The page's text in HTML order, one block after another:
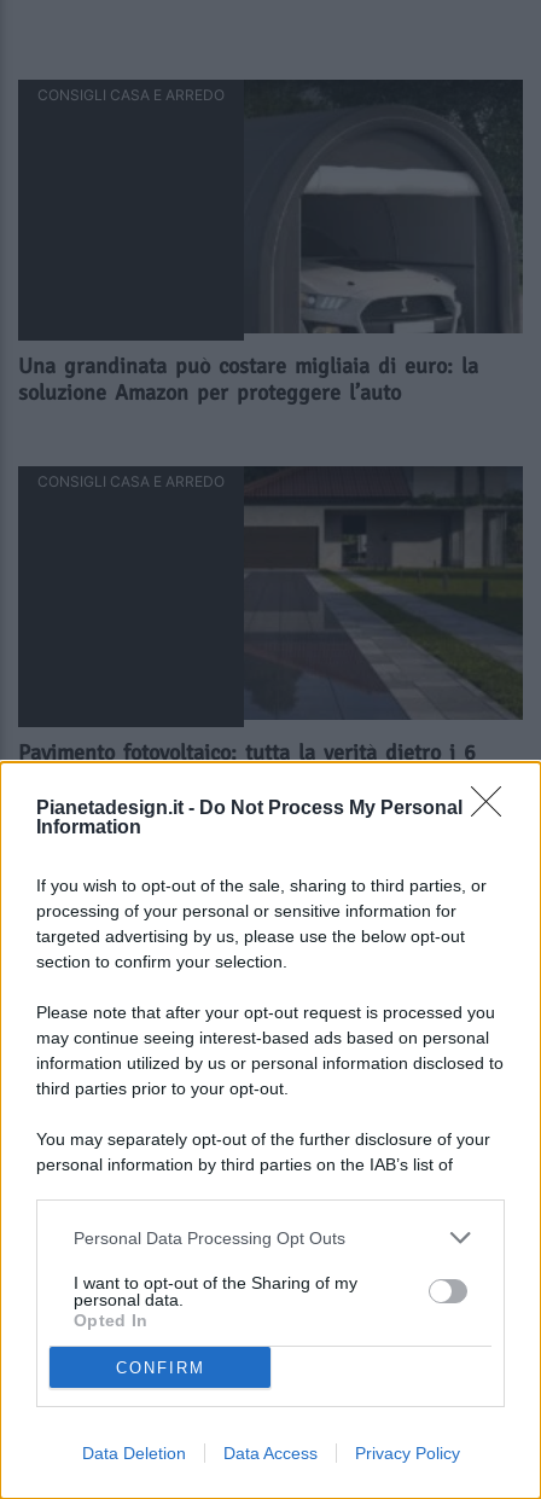
Pianetadesign.it - Do Not Process My Personal
Information
If you wish to opt-out of the sale, sharing to third parties, or
processing of your personal or sensitive information for
targeted advertising by us, please use the below opt-out
section to confirm your selection.
Please note that after your opt-out request is processed you
may continue seeing interest-based ads based on personal
information utilized by us or personal information disclosed to
third parties prior to your opt-out.
You may separately opt-out of the further disclosure of your
personal information by third parties on the IAB’s list of
This information may also be disclosed by us to third parties
disclose it to other third parties.
Personal Data Processing Opt Outs
I want to opt-out of the Sharing of my
personal data.
Opted In
CONFIRM
Data Deletion Data Access Privacy Policy
CONSIGLI CASA E ARREDO
Una grandinata può costare migliaia di euro: la
soluzione Amazon per proteggere l’auto
CONSIGLI CASA E ARREDO
Pavimento fotovoltaico: tutta la verità dietro i 6
Parti per le vacanze? Questa è la temperatura
perfetta da lasciare in casa per contenere i
Lo sapevi che...
MODERNO ABITARE: Nuove abitudini
domestiche e dinamismo dei luoghi
Per vendere casa bastano 88 giorni,